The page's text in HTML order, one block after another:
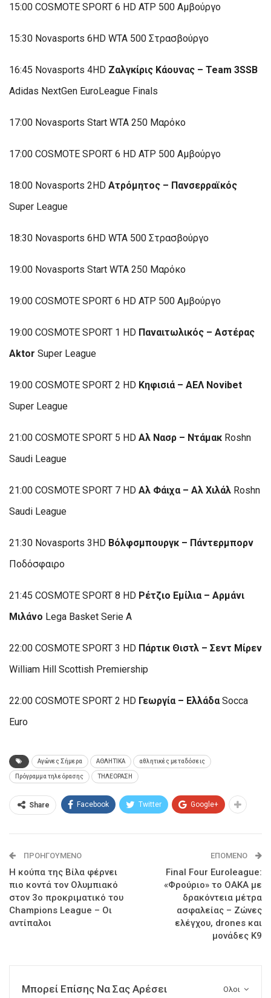
15:00 COSMOTE SPORT 6 HD ATP 500 Αμβούργο
15:30 Novasports 6HD WTA 500 Στρασβούργο
16:45 Novasports 4HD Ζαλγκίρις Κάουνας – Team 3SSB
Adidas NextGen EuroLeague Finals
17:00 Novasports Start WTA 250 Μαρόκο
17:00 COSMOTE SPORT 6 HD ATP 500 Αμβούργο
18:00 Novasports 2HD Ατρόμητος – Πανσερραϊκός
Super League
18:30 Novasports 6HD WTA 500 Στρασβούργο
19:00 Novasports Start WTA 250 Μαρόκο
19:00 COSMOTE SPORT 6 HD ATP 500 Αμβούργο
19:00 COSMOTE SPORT 1 HD Παναιτωλικός – Αστέρας
Aktor Super League
19:00 COSMOTE SPORT 2 HD Κηφισιά – ΑΕΛ Novibet
Super League
21:00 COSMOTE SPORT 5 HD Αλ Νασρ – Ντάμακ Roshn
Saudi League
21:00 COSMOTE SPORT 7 HD Αλ Φάιχα – Αλ Χιλάλ Roshn
Saudi League
21:30 Novasports 3HD Βόλφσμπουργκ – Πάντερμπορν
Ποδόσφαιρο
21:45 COSMOTE SPORT 8 HD Ρέτζιο Εμίλια – Αρμάνι
Μιλάνο Lega Basket Serie A
22:00 COSMOTE SPORT 3 HD Πάρτικ Θιστλ – Σεντ Μίρεν
William Hill Scottish Premiership
22:00 COSMOTE SPORT 2 HD Γεωργία – Ελλάδα Socca
Euro
Αγώνες Σήμερα ΑΘΛΗΤΙΚΑ αθλητικές μεταδόσεις
Πρόγραμμα τηλεόρασης ΤΗΛΕΟΡΑΣΗ
Share Facebook Twitter Google+
ΠΡΟΗΓΟΎΜΕΝΟ
Η κούπα της Βίλα φέρνει
πιο κοντά τον Ολυμπιακό
στον 3ο προκριματικό του
Champions League – Oι
αντίπαλοι
ΕΠΌΜΕΝΟ
Final Four Euroleague:
«Φρούριο» το ΟΑΚΑ με
δρακόντεια μέτρα
ασφαλείας – Ζώνες
ελέγχου, drones και
μονάδες Κ9
Ολοι
Μπορεί Επίσης Να Σας Αρέσει